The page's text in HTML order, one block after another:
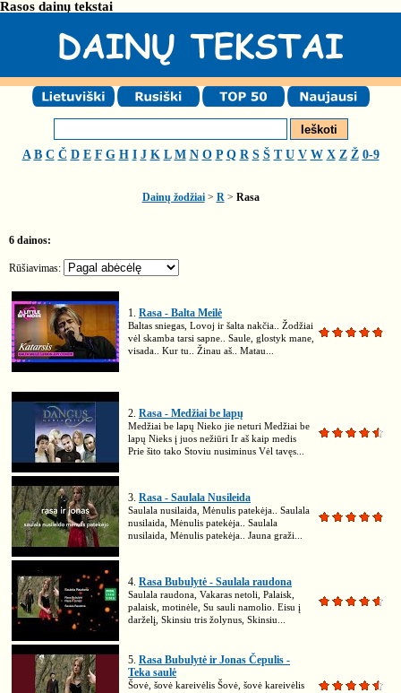
Rasos dainų tekstai
A B C Č D E F G H I J K L M N O P Q R S Š T U V W X Z Ž 0-9
Dainų žodžiai> R> Rasa
6 dainos:
Rūšiavimas:
1. Rasa - Balta Meilė
Baltas sniegas, Lovoj ir šalta nakčia.. Žodžiai
vėl skamba tarsi sapne.. Saule, glostyk mane,
visada.. Kur tu.. Žinau aš.. Matau...
2. Rasa - Medžiai be lapų
Medžiai be lapų Nieko jie neturi Medžiai be
lapų Nieks į juos nežiūri Ir aš kaip medis
Prie šito tako Stoviu nusiminus Vėl tavęs...
3. Rasa - Saulala Nusileida
Saulala nusilaida, Mėnulis patekėja.. Saulala
nusilaida, Mėnulis patekėja.. Saulala
nusilaida, Mėnulis patekėja.. Jauna graži...
4. Rasa Bubulytė - Saulala raudona
Saulala raudona, Vakaras netoli, Palaisk,
palaisk, motinėle, Su sauli namolio. Eisu į
darželį, Skinsiu tris žolynus, Skinsiu...
5. Rasa Bubulytė ir Jonas Čepulis -
Teka saulė
Šovė, šovė kareivėlis Šovė, šovė kareivėlis